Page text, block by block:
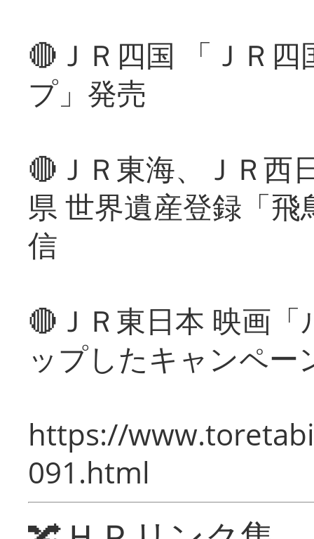
🔴ＪＲ四国 「ＪＲ
プ」発売
🔴ＪＲ東海、ＪＲ西
県 世界遺産登録「
信
🔴ＪＲ東日本 映画
ップしたキャンペー
https://
091.html